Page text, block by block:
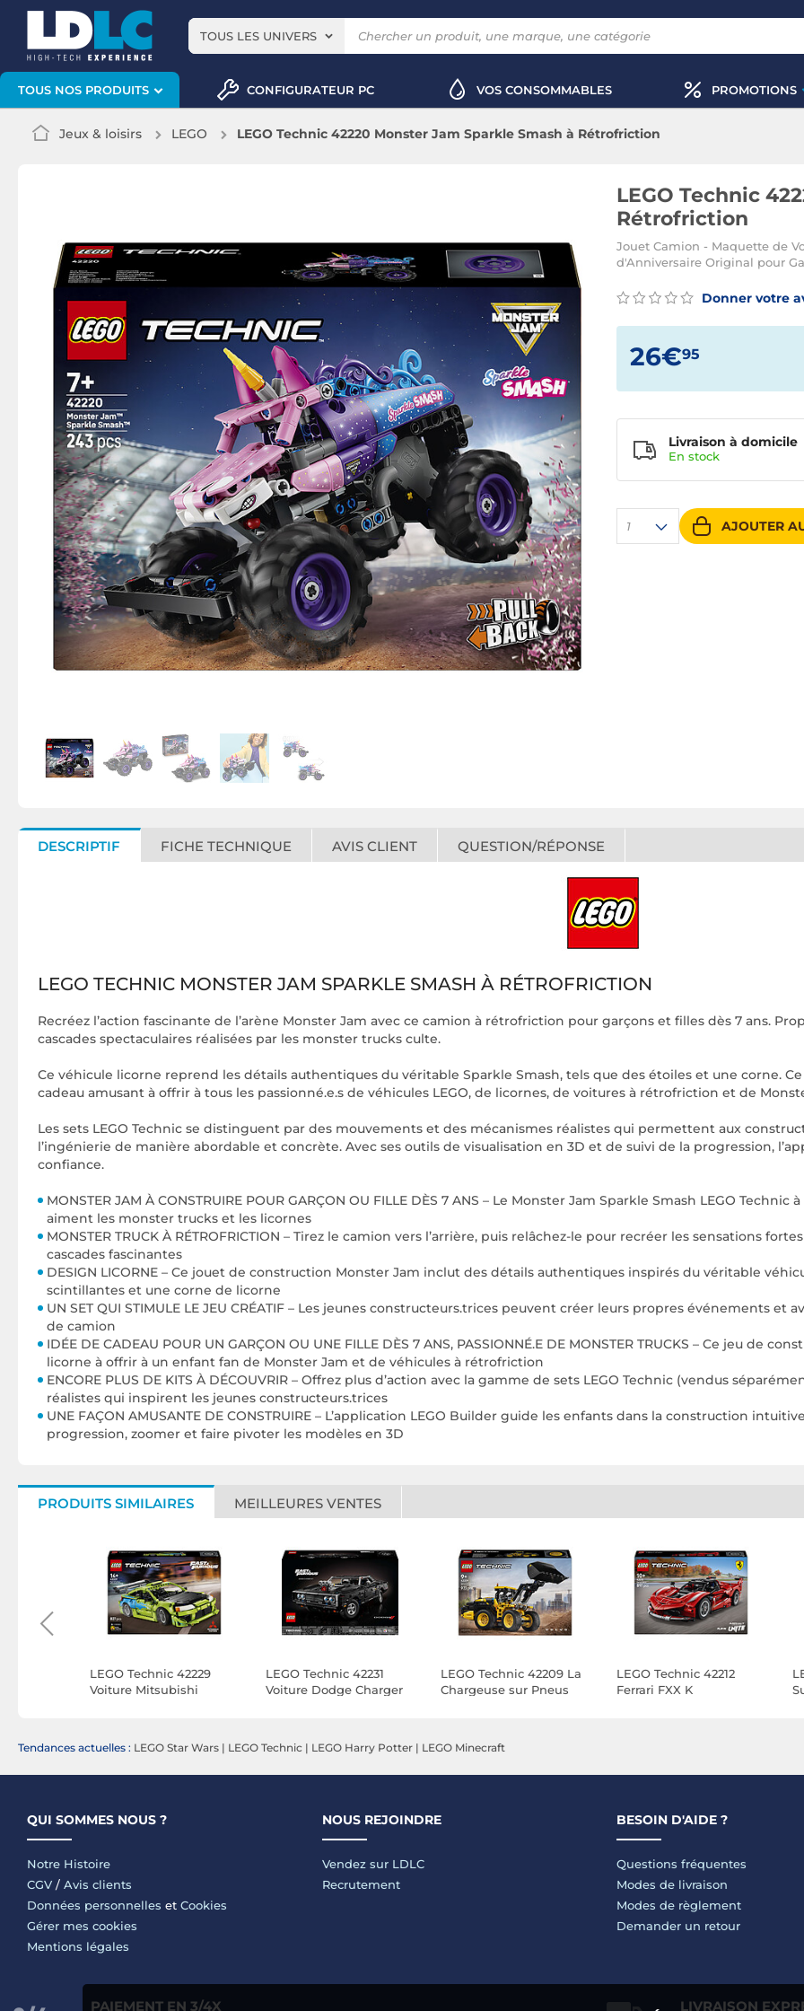
TOUS LES UNIVERS
TOUS NOS PRODUITS CONFIGURATEUR PC VOS CONSOMMABLES PROMOTIONS
Jeux & loisirs LEGO LEGO Technic 42220 Monster Jam Sparkle Smash à Rétrofriction
LEGO Technic
Rétrofriction
Jouet Camion - Maquette de
d'Anniversaire Original pour
Donner votre
26€95
1 AJOUTER
Livraison à domicile
En stock
DESCRIPTIF FICHE TECHNIQUE AVIS CLIENT QUESTION/RÉPONSE
LEGO TECHNIC MONSTER JAM SPARKLE SMASH À RÉTROFRICTION
Recréez l’action fascinante de l’arène Monster Jam avec ce camion à rétrofriction pour garçons et filles dès 7 ans.
cascades spectaculaires réalisées par les monster trucks culte.
Ce véhicule licorne reprend les détails authentiques du véritable Sparkle Smash, tels que des étoiles et une corne.
cadeau amusant à offrir à tous les passionné.e.s de véhicules LEGO, de licornes, de voitures à rétrofriction et de
Les sets LEGO Technic se distinguent par des mouvements et des mécanismes réalistes qui permettent aux
l’ingénierie de manière abordable et concrète. Avec ses outils de visualisation en 3D et de suivi de la progression,
confiance.
MONSTER JAM À CONSTRUIRE POUR GARÇON OU FILLE DÈS 7 ANS – Le Monster Jam Sparkle Smash LEGO
aiment les monster trucks et les licornes
MONSTER TRUCK À RÉTROFRICTION – Tirez le camion vers l’arrière, puis relâchez-le pour recréer les sensations
cascades fascinantes
DESIGN LICORNE – Ce jouet de construction Monster Jam inclut des détails authentiques inspirés du véritable
scintillantes et une corne de licorne
UN SET QUI STIMULE LE JEU CRÉATIF – Les jeunes constructeurs.trices peuvent créer leurs propres événements
de camion
IDÉE DE CADEAU POUR UN GARÇON OU UNE FILLE DÈS 7 ANS, PASSIONNÉ.E DE MONSTER TRUCKS – Ce jeu de
licorne à offrir à un enfant fan de Monster Jam et de véhicules à rétrofriction
ENCORE PLUS DE KITS À DÉCOUVRIR – Offrez plus d’action avec la gamme de sets LEGO Technic (vendus
réalistes qui inspirent les jeunes constructeurs.trices
UNE FAÇON AMUSANTE DE CONSTRUIRE – L’application LEGO Builder guide les enfants dans la construction
progression, zoomer et faire pivoter les modèles en 3D
PRODUITS SIMILAIRES MEILLEURES VENTES
LEGO Technic 42229
Voiture Mitsubishi
LEGO Technic 42231
Voiture Dodge Charger
LEGO Technic 42209 La
Chargeuse sur Pneus
LEGO Technic 42212
Ferrari FXX K
Tendances actuelles : LEGO Star Wars | LEGO Technic | LEGO Harry Potter | LEGO Minecraft
QUI SOMMES NOUS ?
Notre Histoire
CGV / Avis clients
Données personnelles et Cookies
Gérer mes cookies
Mentions légales
NOUS REJOINDRE
Vendez sur LDLC
Recrutement
BESOIN D'AIDE ?
Questions fréquentes
Modes de livraison
Modes de règlement
Demander un retour
PAIEMENT EN 3/4X LIVRAISON